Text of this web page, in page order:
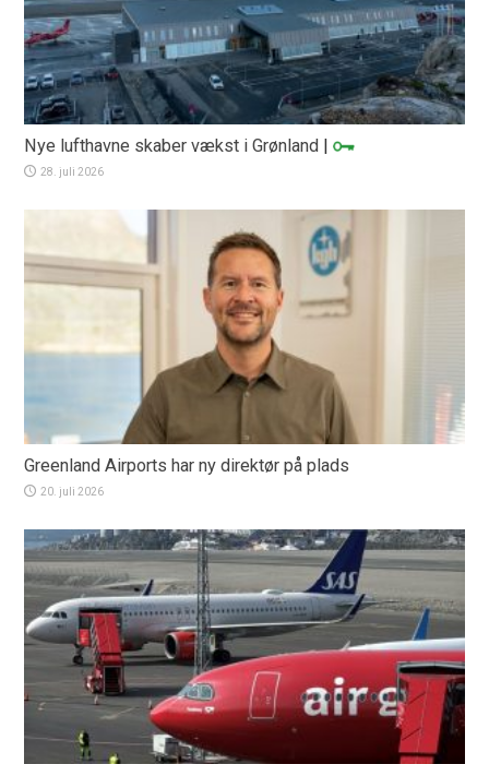
Nye lufthavne skaber vækst i Grønland |
28. juli 2026
Greenland Airports har ny direktør på plads
20. juli 2026